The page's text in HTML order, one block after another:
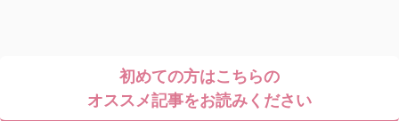
初めての方はこちらの
オススメ記事をお読みください